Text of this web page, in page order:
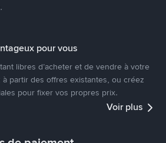
pour vous
libres d’acheter et de vendre à votre
partir des offres existantes, ou créez
pour fixer vos propres prix.
Voir plus